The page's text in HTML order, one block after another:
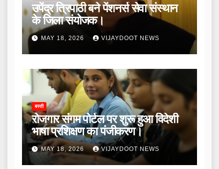
उपेंद्र त्रिपाठी बने पेंशनर्स सेवा संस्थान
के जिला संयोजक।
MAY 18, 2026 VIJAYDOOT NEWS
बस्ती
रोजगार संगम पोर्टल पर शुरू हुआ विदेशी
भाषा प्रशिक्षण का पंजीकरण।
MAY 18, 2026 VIJAYDOOT NEWS